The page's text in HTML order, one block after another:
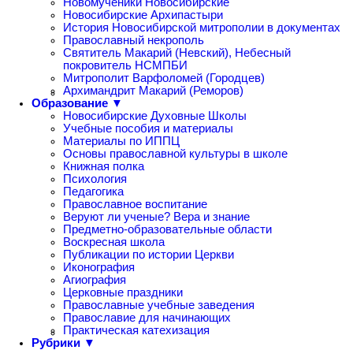
Новосибирские Архипастыри
История Новосибирской митрополии в документах
Православный некрополь
Святитель Макарий (Невский), Небесный
покровитель НСМПБИ
Митрополит Варфоломей (Городцев)
Архимандрит Макарий (Реморов)
Образование ▼
Новосибирские Духовные Школы
Учебные пособия и материалы
Материалы по ИППЦ
Основы православной культуры в школе
Книжная полка
Психология
Педагогика
Православное воспитание
Веруют ли ученые? Вера и знание
Предметно-образовательные области
Воскресная школа
Публикации по истории Церкви
Иконография
Агиография
Церковные праздники
Православные учебные заведения
Православие для начинающих
Практическая катехизация
Рубрики ▼